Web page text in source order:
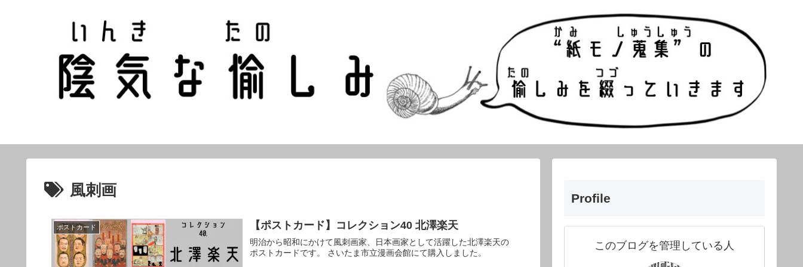
風刺画
ポストカード 【ポストカード】コレクション40 北澤楽天
明治から昭和にかけて風刺画家、日本画家として活躍した北澤楽天の
ポストカードです。 さいたま市立漫画会館にて購入しました。
Profile
このブログを管理している人